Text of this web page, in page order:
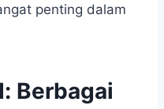
penting dalam
Berbagai